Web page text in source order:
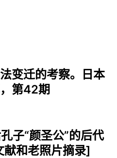
变迁的考察。日本
第42期
子“颜圣公”的后代
和老照片摘录]